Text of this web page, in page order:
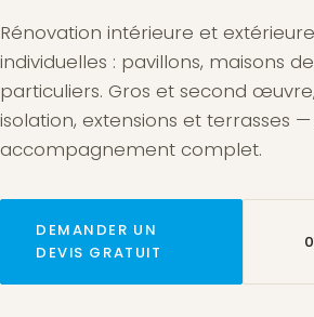
Rénovation intérieure et
individuelles : pavillons, maisons
particuliers. Gros et second
isolation, extensions et terrasses
accompagnement complet.
DEMANDER UN
DEVIS GRATUIT